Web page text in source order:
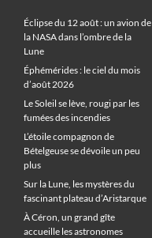
Éclipse du 12 août : un avion de
la NASA dans l’ombre de la
Lune
Éphémérides : le ciel du mois
d’août 2026
Le Soleil se lève, rougi par les
fumées des incendies
L’étoile compagnon de
Bételgeuse se dévoile un peu
plus
Sur la Lune, les mystères du
fascinant plateau d’Aristarque
À Céron, un grand gîte
accueille les astronomes